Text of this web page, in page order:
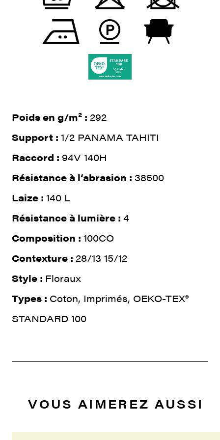
Poids en g/m² : 292
Support : 1/2 PANAMA TAHITI
Raccord : 94V 140H
Résistance à l‘abrasion : 38500
Laize : 140 L
Résistance à lumière : 4
Composition : 100CO
Contexture : 28/13 15/12
Style : Floraux
Types : Coton, Imprimés, OEKO-TEX®
STANDARD 100
VOUS AIMEREZ AUSSI